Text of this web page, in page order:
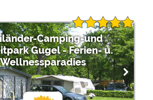
Camping-und
Gugel - Ferien- u.
Wellnessparadies